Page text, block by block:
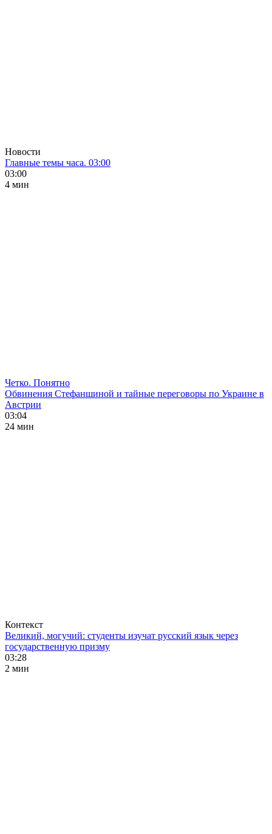
Новости
Главные темы часа. 03:00
03:00
4 мин
Четко. Понятно
Обвинения Стефаншиной и тайные переговоры по Украине в
Австрии
03:04
24 мин
Контекст
Великий, могучий: студенты изучат русский язык через
государственную призму
03:28
2 мин